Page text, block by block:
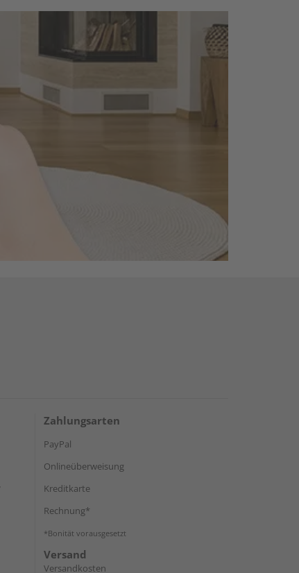
Zahlungsarten
PayPal
Onlineüberweisung
Kreditkarte
Rechnung*
*Bonität vorausgesetzt
Versand
Versandkosten